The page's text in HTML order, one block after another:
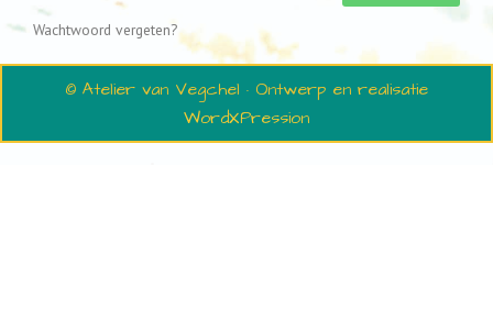
Wachtwoord vergeten?
© Atelier van Vegchel · Ontwerp en realisatie
WordXPression